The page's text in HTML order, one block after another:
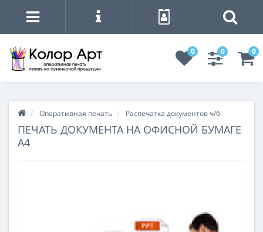
0 0 0
Оперативная печать Распечатка документов ч/б
ПЕЧАТЬ ДОКУМЕНТА НА ОФИСНОЙ БУМАГЕ
А4